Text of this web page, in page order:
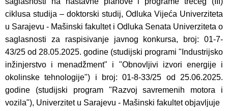
ciklusa studija – doktorski studij, Odluka Vijeća Univerziteta
u Sarajevu - Mašinski fakultet i Odluka Senata Univerziteta o
saglasnosti za raspisivanje javnog konkursa, broj: 01-7-
43/25 od 28.05.2025. godine (studijski programi "Industrijsko
inžinjerstvo i menadžment" i "Obnovljivi izvori energije i
okolinske tehnologije") i broj: 01-8-33/25 od 25.06.2025.
godine (studijski program "Razvoj savremenih motora i
vozila"), Univerzitet u Sarajevu - Mašinski fakultet objavljuje